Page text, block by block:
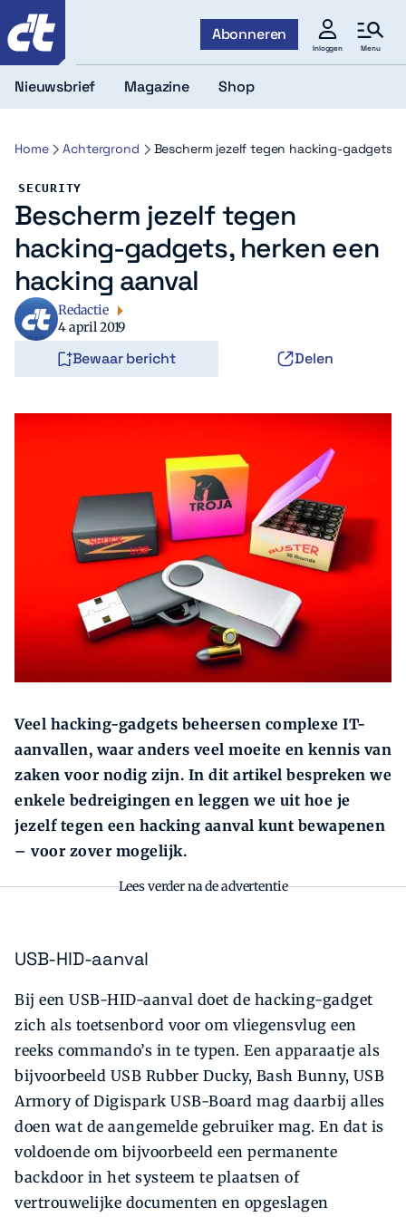
Abonneren
Inloggen Menu
Nieuwsbrief Magazine Shop
Home Achtergrond Bescherm jezelf tegen hacking-gadgets,
SECURITY
Bescherm jezelf tegen
hacking-gadgets, herken een
hacking aanval
Redactie
4 april 2019
Bewaar bericht Delen
Veel hacking-gadgets beheersen complexe IT-
aanvallen, waar anders veel moeite en kennis van
zaken voor nodig zijn. In dit artikel bespreken we
enkele bedreigingen en leggen we uit hoe je
jezelf tegen een hacking aanval kunt bewapenen
– voor zover mogelijk.
Lees verder na de advertentie
USB-HID-aanval
Bij een USB-HID-aanval doet de hacking-gadget
zich als toetsenbord voor om vliegensvlug een
reeks commando’s in te typen. Een apparaatje als
bijvoorbeeld USB Rubber Ducky, Bash Bunny, USB
Armory of Digispark USB-Board mag daarbij alles
doen wat de aangemelde gebruiker mag. En dat is
voldoende om bijvoorbeeld een permanente
backdoor in het systeem te plaatsen of
vertrouwelijke documenten en opgeslagen